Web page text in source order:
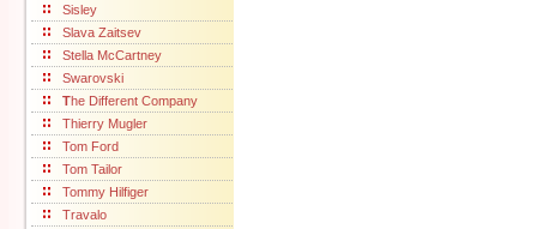
Sisley
Slava Zaitsev
Stella McCartney
Swarovski
The Different Company
Thierry Mugler
Tom Ford
Tom Tailor
Tommy Hilfiger
Travalo